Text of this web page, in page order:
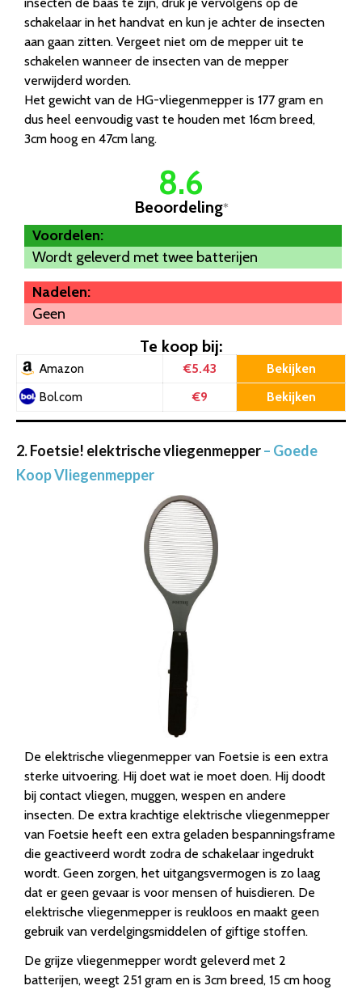
schakelaar in het handvat en kun je achter de insecten
aan gaan zitten. Vergeet niet om de mepper uit te
schakelen wanneer de insecten van de mepper
verwijderd worden.
Het gewicht van de HG-vliegenmepper is 177 gram en
dus heel eenvoudig vast te houden met 16cm breed,
3cm hoog en 47cm lang.
8.6
Beoordeling*
Voordelen:
Wordt geleverd met twee batterijen
Nadelen:
Geen
Te koop bij:
Amazon €5.43 Bekijken
Bol.com €9 Bekijken
2. Foetsie! elektrische vliegenmepper– Goede
Koop Vliegenmepper
De elektrische vliegenmepper van Foetsie is een extra
sterke uitvoering. Hij doet wat ie moet doen. Hij doodt
bij contact vliegen, muggen, wespen en andere
insecten. De extra krachtige elektrische vliegenmepper
van Foetsie heeft een extra geladen bespanningsframe
die geactiveerd wordt zodra de schakelaar ingedrukt
wordt. Geen zorgen, het uitgangsvermogen is zo laag
dat er geen gevaar is voor mensen of huisdieren. De
elektrische vliegenmepper is reukloos en maakt geen
gebruik van verdelgingsmiddelen of giftige stoffen.
De grijze vliegenmepper wordt geleverd met 2
batterijen, weegt 251 gram en is 3cm breed, 15 cm hoog